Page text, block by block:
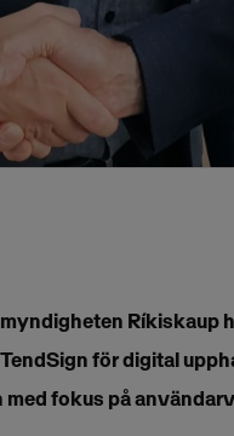
Ríkiskaup
för digital
fokus på